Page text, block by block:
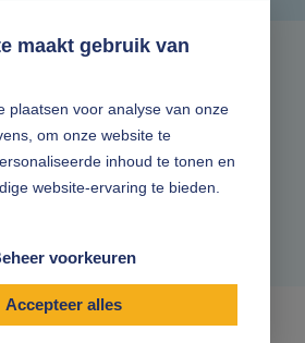
maakt gebruik van
plaatsen voor analyse van onze
om onze website te
inhoud te tonen en
website-ervaring te bieden.
voorkeuren
Accepteer alles
ons online